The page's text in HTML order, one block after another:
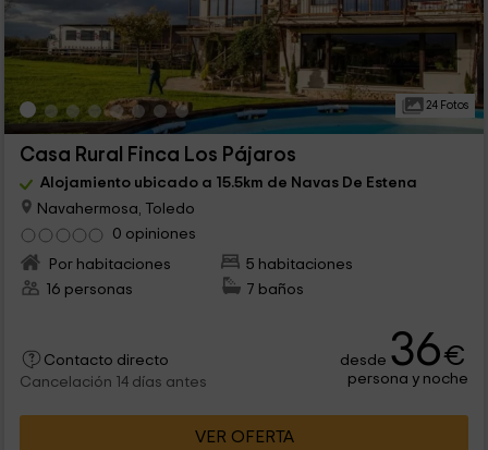
24 Fotos
Casa Rural Finca Los Pájaros
Alojamiento ubicado a 15.5km de Navas De Estena
Navahermosa, Toledo
0 opiniones
Por habitaciones
5 habitaciones
16 personas
7 baños
Contacto directo
Cancelación 14 días antes
desde 36€
persona y noche
VER OFERTA